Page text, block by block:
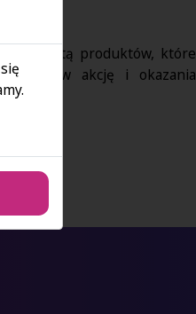
listą produktów, które
się w akcję i okazania